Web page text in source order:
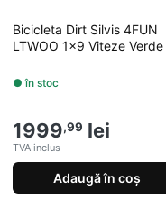
Bicicleta Dirt Silvis 4FUN
LTWOO 1x9 Viteze Verde
● în stoc
1999,99 lei
TVA inclus
Adaugă în coș